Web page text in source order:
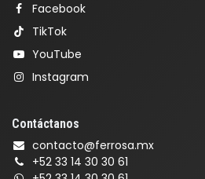
Facebook
TikTok
YouTube
Instagram
Contáctanos
contacto@ferrosa.mx
+52 33 14 30 30 61